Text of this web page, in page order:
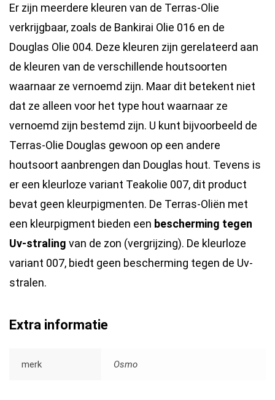
Er zijn meerdere kleuren van de Terras-Olie
verkrijgbaar, zoals de Bankirai Olie 016 en de
Douglas Olie 004. Deze kleuren zijn gerelateerd aan
de kleuren van de verschillende houtsoorten
waarnaar ze vernoemd zijn. Maar dit betekent niet
dat ze alleen voor het type hout waarnaar ze
vernoemd zijn bestemd zijn. U kunt bijvoorbeeld de
Terras-Olie Douglas gewoon op een andere
houtsoort aanbrengen dan Douglas hout. Tevens is
er een kleurloze variant Teakolie 007, dit product
bevat geen kleurpigmenten. De Terras-Oliën met
een kleurpigment bieden een bescherming tegen
Uv-straling van de zon (vergrijzing). De kleurloze
variant 007, biedt geen bescherming tegen de Uv-
stralen.
Extra informatie
merk Osmo